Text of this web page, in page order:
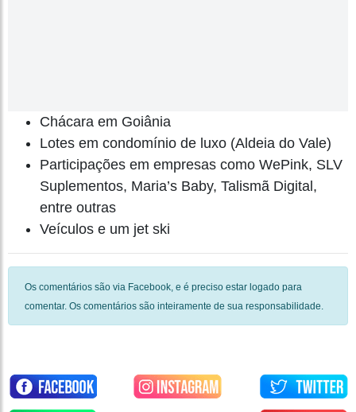
Chácara em Goiânia
Lotes em condomínio de luxo (Aldeia do Vale)
Participações em empresas como WePink, SLV
Suplementos, Maria’s Baby, Talismã Digital,
entre outras
Veículos e um jet ski
Os comentários são via Facebook, e é preciso estar logado para
comentar. Os comentários são inteiramente de sua responsabilidade.